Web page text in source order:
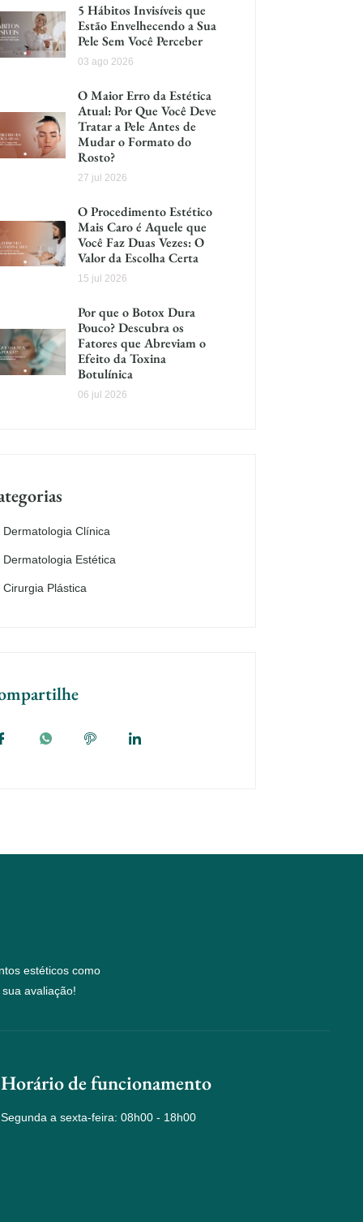
5 Hábitos Invisíveis que
Estão Envelhecendo a Sua
Pele Sem Você Perceber
03 ago 2026
O Maior Erro da Estética
Atual: Por Que Você Deve
Tratar a Pele Antes de
Mudar o Formato do
Rosto?
27 jul 2026
O Procedimento Estético
Mais Caro é Aquele que
Você Faz Duas Vezes: O
Valor da Escolha Certa
15 jul 2026
Por que o Botox Dura
Pouco? Descubra os
Fatores que Abreviam o
Efeito da Toxina
Botulínica
06 jul 2026
Dermatologia Clínica
Dermatologia Estética
Cirurgia Plástica
estéticos como
avaliação!
Horário de funcionamento
Segunda a sexta-feira: 08h00 - 18h00